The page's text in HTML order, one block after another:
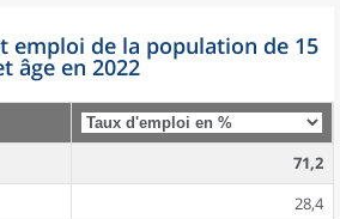
emploi de la population de 15
âge en 2022
71,2
28,4